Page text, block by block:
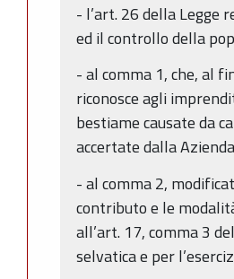
- l’art. 26 della Legge
ed il controllo della
- al comma 1, che, al
riconosce agli
bestiame causate da
accertate dalla
- al comma 2,
contributo e le
all’art. 17, comma 3
selvatica e per